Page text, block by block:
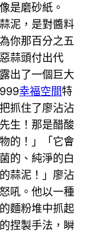
是磨砂紙。
泥，是對醬料
你那百分之五
蒜頭付出代
出了一個巨大
幸福空間特
抓住了廖沾沾
生！那是醋酸
的！」「它會
的、純淨的白
蒜泥！」廖沾
吼。他以一種
麵粉堆中抓起
捏製手法，瞬